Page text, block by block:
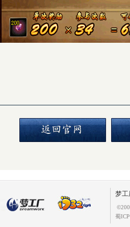
梦工
©
蜀